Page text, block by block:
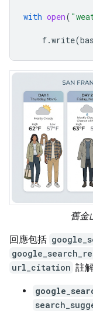
with open(
f.write(
舊金
回應包括
url_citation 註